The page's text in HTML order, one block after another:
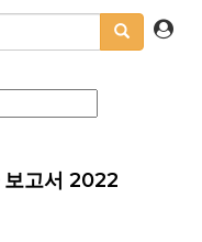
보고서 2022